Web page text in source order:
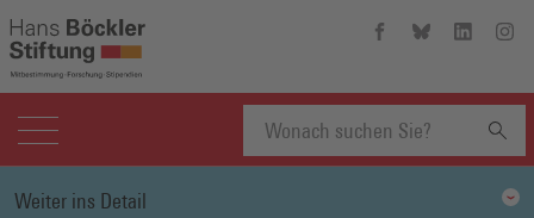
Hans-
Facebook
(Öffnet
Hans-
Bluesky
(Öffnet
Hans-
Linkedin
(Öffnet
Suchbegriff
Weiter ins Detail